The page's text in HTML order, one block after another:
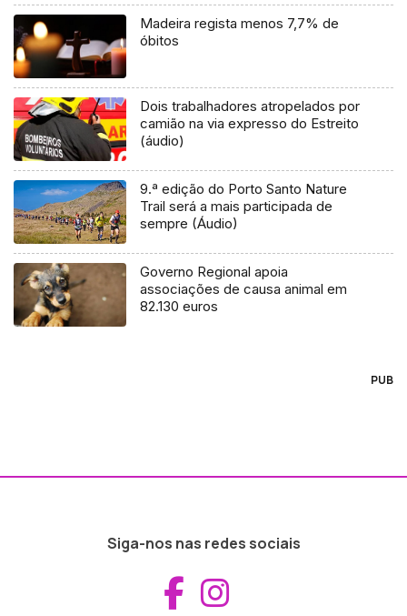
Madeira regista menos 7,7% de
óbitos
Dois trabalhadores atropelados por
camião na via expresso do Estreito
(áudio)
9.ª edição do Porto Santo Nature
Trail será a mais participada de
sempre (Áudio)
Governo Regional apoia
associações de causa animal em
82.130 euros
PUB
Siga-nos nas redes sociais
Aceder ao